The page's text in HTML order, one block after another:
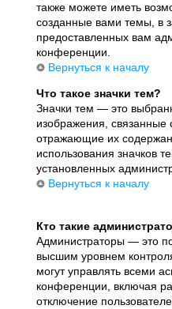
также можете иметь
созданные вами темы, в
предоставленных вам
конференции.
Вернуться к началу
Что такое значки тем?
Значки тем — это
изображения,
отражающие их
использования значков
установленных
Вернуться к началу
Кто такие
Администраторы — это
высшим уровнем
могут управлять всеми
конференции, включая
отключение